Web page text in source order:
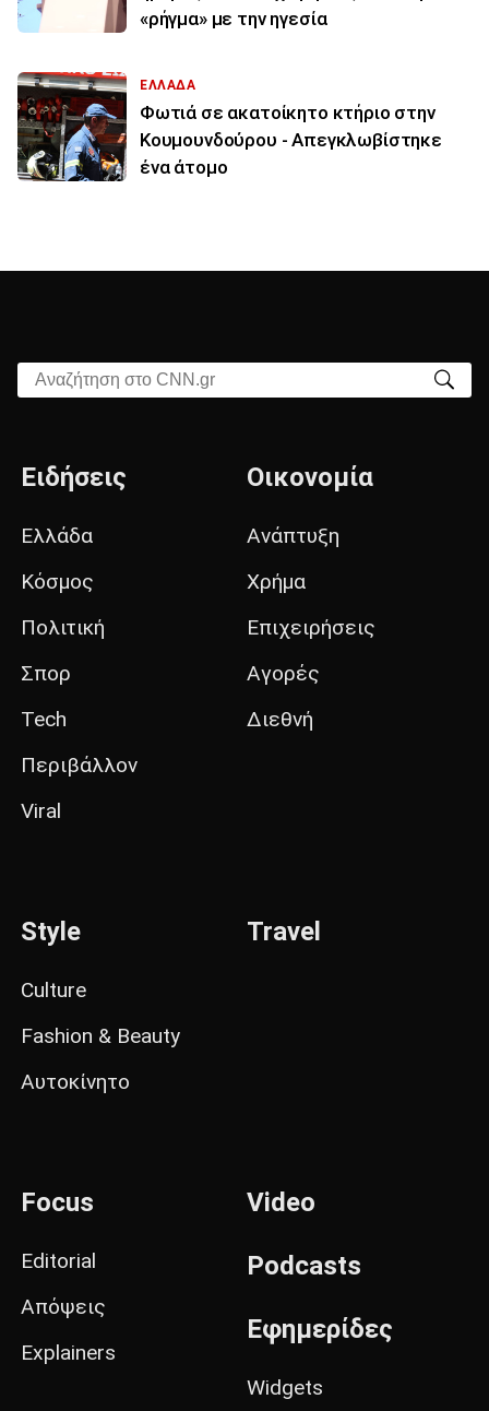
«ρήγμα» με την ηγεσία
ΕΛΛΑΔΑ
Φωτιά σε ακατοίκητο κτήριο στην
Κουμουνδούρου - Απεγκλωβίστηκε
ένα άτομο
Αναζήτηση στο CNN.gr
Ειδήσεις
Ελλάδα
Κόσμος
Πολιτική
Σπορ
Tech
Περιβάλλον
Viral
Οικονομία
Ανάπτυξη
Χρήμα
Επιχειρήσεις
Αγορές
Διεθνή
Style
Culture
Fashion & Beauty
Αυτοκίνητο
Travel
Focus
Editorial
Απόψεις
Explainers
Video
Podcasts
Εφημερίδες
Widgets